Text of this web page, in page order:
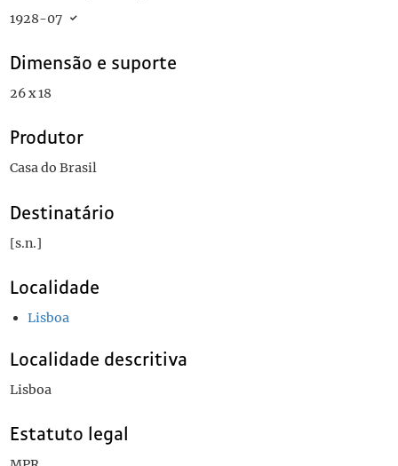
1928-07
Dimensão e suporte
26 x 18
Produtor
Casa do Brasil
Destinatário
[s.n.]
Localidade
Lisboa
Localidade descritiva
Lisboa
Estatuto legal